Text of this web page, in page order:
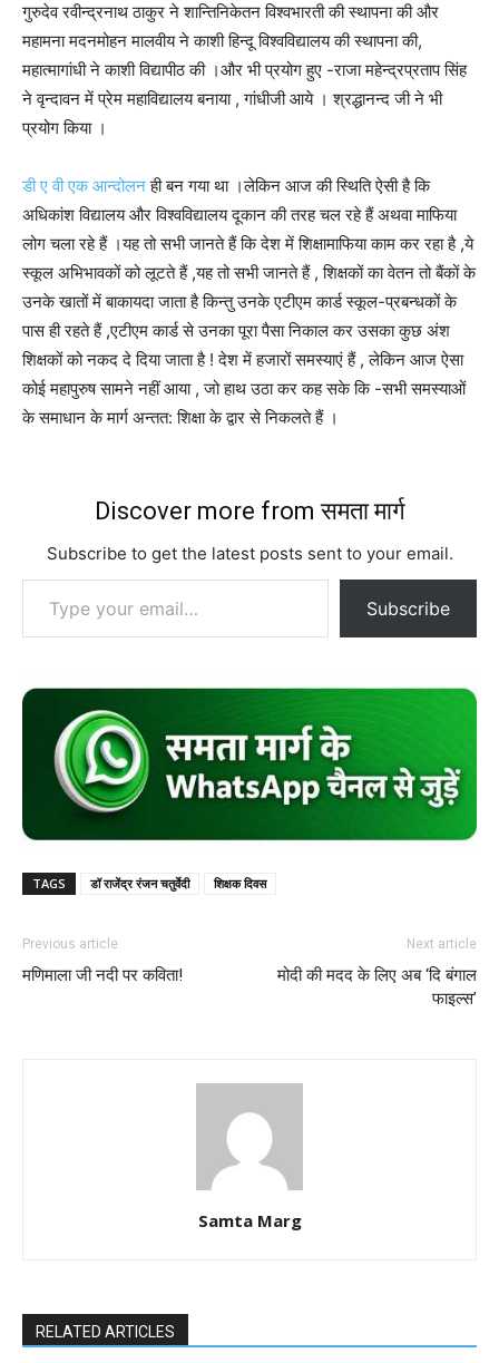
गुरुदेव रवीन्द्रनाथ ठाकुर ने शान्तिनिकेतन विश्वभारती की स्थापना की और
महामना मदनमोहन मालवीय ने काशी हिन्दू विश्वविद्यालय की स्थापना की,
महात्मागांधी ने काशी विद्यापीठ की ।और भी प्रयोग हुए -राजा महेन्द्रप्रताप सिंह
ने वृन्दावन में प्रेम महाविद्यालय बनाया , गांधीजी आये । श्रद्धानन्द जी ने भी
प्रयोग किया ।
डी ए वी एक आन्दोलनही बन गया था ।लेकिन आज की स्थिति ऐसी है कि
अधिकांश विद्यालय और विश्वविद्यालय दूकान की तरह चल रहे हैं अथवा माफिया
लोग चला रहे हैं ।यह तो सभी जानते हैं कि देश में शिक्षामाफिया काम कर रहा है ,ये
स्कूल अभिभावकों को लूटते हैं ,यह तो सभी जानते हैं , शिक्षकों का वेतन तो बैंकों के
उनके खातों में बाकायदा जाता है किन्तु उनके एटीएम कार्ड स्कूल-प्रबन्धकों के
पास ही रहते हैं ,एटीएम कार्ड से उनका पूरा पैसा निकाल कर उसका कुछ अंश
शिक्षकों को नकद दे दिया जाता है ! देश में हजारों समस्याएं हैं , लेकिन आज ऐसा
कोई महापुरुष सामने नहीं आया , जो हाथ उठा कर कह सके कि -सभी समस्याओं
के समाधान के मार्ग अन्तत: शिक्षा के द्वार से निकलते हैं ।
Discover more from समता मार्ग
Subscribe to get the latest posts sent to your email.
Type your email…
Subscribe
TAGS डॉ राजेंद्र रंजन चतुर्वेदी शिक्षक दिवस
Previous article
मणिमाला जी नदी पर कविता!
Next article
मोदी की मदद के लिए अब ‘दि बंगाल
फाइल्स’
Samta Marg
RELATED ARTICLES